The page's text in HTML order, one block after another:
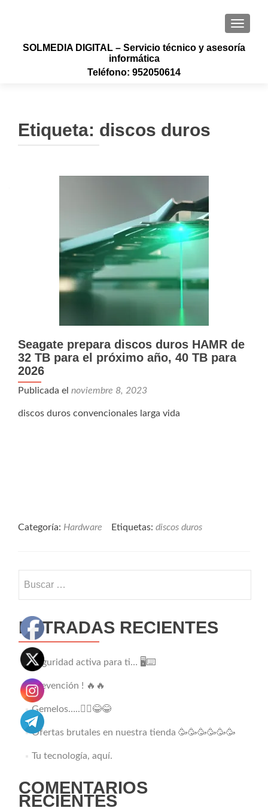
SOLMEDIA DIGITAL – Servicio técnico y asesoría
informática
Teléfono: 952050614
Etiqueta: discos duros
Seagate prepara discos duros HAMR de
32 TB para el próximo año, 40 TB para
2026
Publicada el noviembre 8, 2023
discos duros convencionales larga vida
Categoría: Hardware Etiquetas: discos duros
ENTRADAS RECIENTES
Seguridad activa para ti… 🖥️⌨️
Prevención ! 🔥🔥
Gemelos…..👯‍♂️😂😂
Ofertas brutales en nuestra tienda 🥳🥳🥳🥳🥳🥳
Tu tecnología, aquí.
COMENTARIOS
RECIENTES